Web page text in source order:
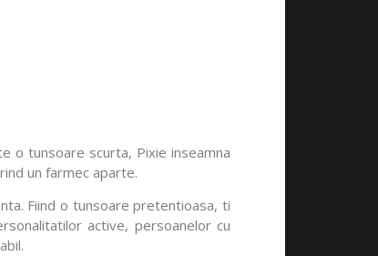
o tunsoare scurta, Pixie inseamna
un farmec aparte.
Fiind o tunsoare pretentioasa, ti
active, persoanelor cu